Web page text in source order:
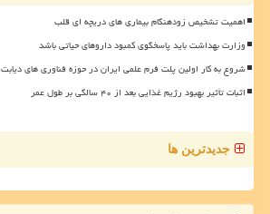
اهمیت تشخیص زودهنگام بیماری های دریچه ای قلب
وزارت بهداشت باید پاسخگوی کمبود داروهای حیاتی باشد
شروع به کار اولین پلت فرم علمی ایران در حوزه فناوری های دیابت
اثبات تأثیر بهبود رژیم غذایی بعد از ۴۰ سالگی بر طول عمر
جدیدترین ها